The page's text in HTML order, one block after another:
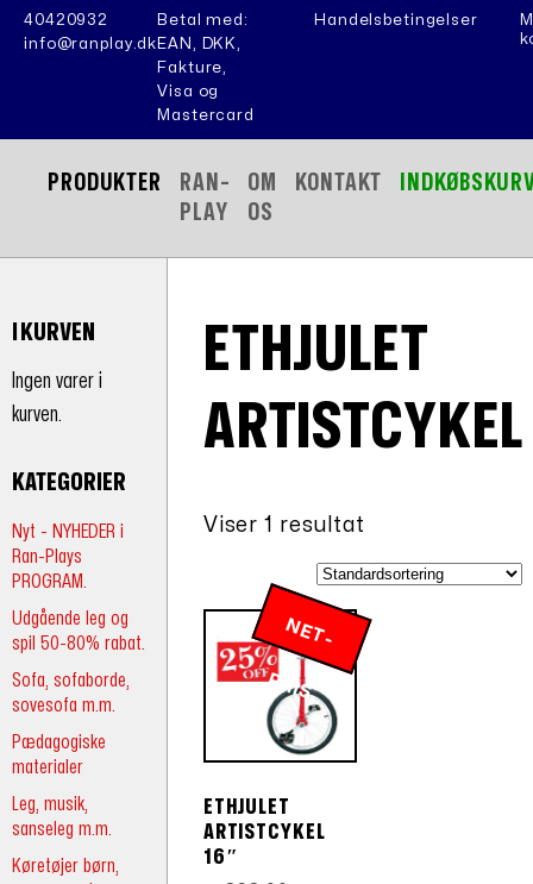
40420932
info@ranplay.dk
Betal med:
EAN, DKK,
Fakture,
Visa og
Mastercard
Handelsbetingelser
PRODUKTER
RAN-
PLAY
OM
OS
KONTAKT
I KURVEN
Ingen varer i
kurven.
KATEGORIER
Nyt - NYHEDER i
Ran-Plays
PROGRAM.
Udgående leg og
spil 50-80% rabat.
Sofa, sofaborde,
sovesofa m.m.
Pædagogiske
materialer
Leg, musik,
sanseleg m.m.
Køretøjer børn,
ETHJULET
ARTISTCYKEL
Viser 1 resultat
N
E
T
-
P
R
IS
ETHJULET
ARTISTCYKEL
16″